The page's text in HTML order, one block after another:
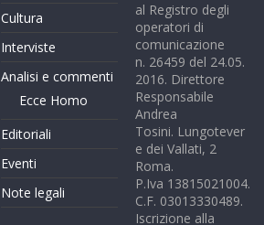
Cultura
Interviste
Analisi e commenti
Ecce Homo
Editoriali
Eventi
Note legali
al Registro degli
operatori di
comunicazione
n. 26459 del 24.05.
2016. Direttore
Responsabile
Andrea
Tosini. Lungotever
e dei Vallati, 2
Roma.
P.Iva 13815021004.
C.F. 03013330489.
Iscrizione alla